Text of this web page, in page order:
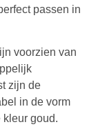
passen in
voorzien van
zijn de
in de vorm
goud.